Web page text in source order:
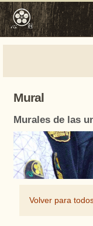
Mural
Murales de las
Volver para